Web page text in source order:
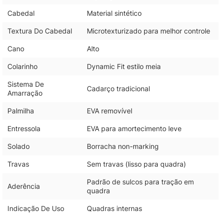
Cabedal Material sintético
Textura Do Cabedal Microtexturizado para melhor controle
Cano Alto
Colarinho Dynamic Fit estilo meia
Sistema De
Amarração
Cadarço tradicional
Palmilha EVA removível
Entressola EVA para amortecimento leve
Solado Borracha non-marking
Travas Sem travas (lisso para quadra)
Aderência
Padrão de sulcos para tração em
quadra
Indicação De Uso Quadras internas